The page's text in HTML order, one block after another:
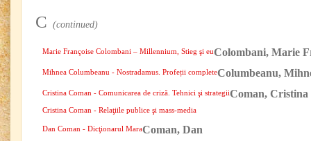
C (continued)
Colombani, Marie
Marie Françoise Colombani – Millennium, Stieg şi eu
Columbeanu,
Mihnea Columbeanu - Nostradamus. Profeții complete
Coman, Cristina
Cristina Coman - Comunicarea de criză. Tehnici şi strategii
Cristina Coman - Relaţiile publice şi mass-media
Coman, Dan
Dan Coman - Dicţionarul Mara